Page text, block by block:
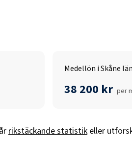
Medellön i Skåne län
38 200 kr per
rikstäckande statistik eller